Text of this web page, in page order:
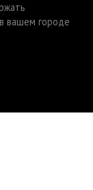
вашем городе